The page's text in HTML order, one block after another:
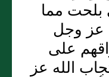
بلحت مما
عز وجل
على
الله عز